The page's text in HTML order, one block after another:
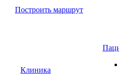
Построить маршрут
Клиника